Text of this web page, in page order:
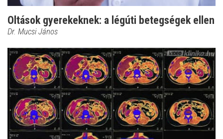
Oltások gyerekeknek: a légúti betegségek ellen
Dr. Mucsi János